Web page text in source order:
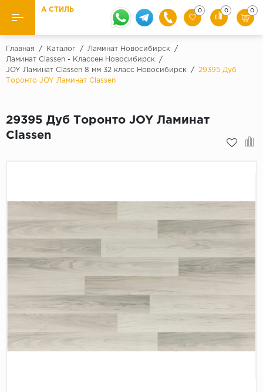
Назад
Ламинат Бренды
Quick Step
32 класс
Палитра
Серый
Коричневый
Страна
Ковролин и ковровая плитка
Плинтус
Кварцевый ламинат SPC
Подложка под паркет и ламинат
А СТИЛЬ 0 0 0
Главная / Каталог / Ламинат Новосибирск
/
Ламинат Classen - Классен Новосибирск
/
JOY Ламинат Classen 8 мм 32 класс Новосибирск
/
29395 Дуб
Торонто JOY Ламинат Classen
29395 Дуб Торонто JOY Ламинат
Classen